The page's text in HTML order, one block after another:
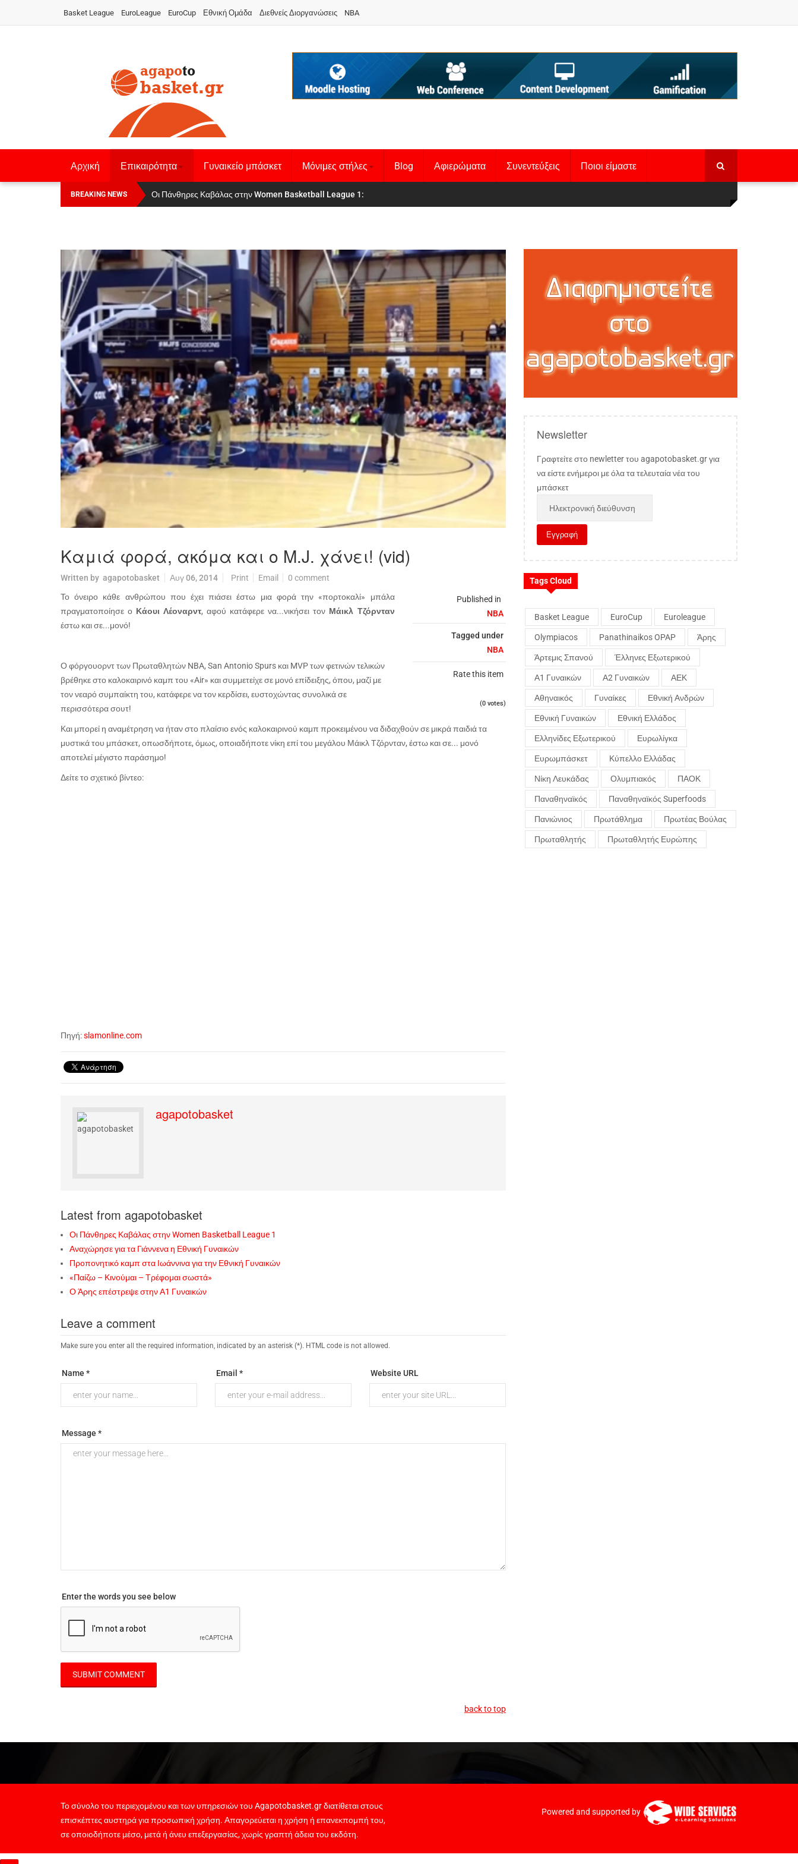
Basket League EuroLeague EuroCup Εθνική Ομάδα Διεθνείς Διοργανώσεις NBA
Αρχική Επικαιρότητα Γυναικείο μπάσκετ Μόνιμες στήλες Blog Αφιερώματα Συνεντεύξεις Ποιοι είμαστε
BREAKING NEWS Οι Πάνθηρες Καβάλας στην Women Basketball League 1:
Αναχώρησε για τα Γιάννενα η Εθνική Γυναικών:
Καμιά φορά, ακόμα και ο M.J. χάνει! (vid)
Written by agapotobasket Αυγ 06, 2014 Print Email 0 comment
Published in
NBA
Tagged under
NBA
Rate this item
(0 votes)
Το όνειρο κάθε ανθρώπου που έχει πιάσει έστω μια φορά την «πορτοκαλί» μπάλα
πραγματοποίησε ο Κάουι Λέοναρντ, αφού κατάφερε να...νικήσει τον Μάικλ Τζόρνταν
έστω και σε...μονό!
Ο φόργουορντ των Πρωταθλητών NBA, San Antonio Spurs και MVPτων φετινών τελικών
βρέθηκε στο καλοκαιρινό καμπ του «Air» και συμμετείχε σε μονό επίδειξης, όπου, μαζί με
τον νεαρό συμπαίκτη του, κατάφερε να τον κερδίσει, ευστοχώντας συνολικά σε
περισσότερα σουτ!
Και μπορεί η αναμέτρηση να ήταν στο πλαίσιο ενός καλοκαιρινού καμπ προκειμένου να διδαχθούν σε μικρά παιδιά τα
μυστικά του μπάσκετ, οπωσδήποτε, όμως, οποιαδήποτε νίκη επί του μεγάλου Μάικλ Τζόρνταν, έστω και σε... μονό
αποτελεί μέγιστο παράσημο!
Δείτε το σχετικό βίντεο:
Πηγή:slamonline.com
agapotobasket
Latest from agapotobasket
Οι Πάνθηρες Καβάλας στην Women Basketball League 1
Αναχώρησε για τα Γιάννενα η Εθνική Γυναικών
Προπονητικό καμπ στα Ιωάννινα για την Εθνική Γυναικών
«Παίζω – Κινούμαι – Τρέφομαι σωστά»
Ο Άρης επέστρεψε στην Α1 Γυναικών
Leave a comment
Make sure you enter all the required information, indicated by an asterisk (*). HTML code is not allowed.
Name * Email * Website URL
Message *
Enter the words you see below
back to top
Newsletter
Γραφτείτε στο newletter του agapotobasket.gr για
να είστε ενήμεροι με όλα τα τελευταία νέα του
μπάσκετ
Tags Cloud
Basket League EuroCup Euroleague
Olympiacos Panathinaikos OPAP Άρης
Άρτεμις Σπανού Έλληνες Εξωτερικού
Α1 Γυναικών Α2 Γυναικών ΑΕΚ
Αθηναικός Γυναίκες Εθνική Ανδρών
Εθνική Γυναικών Εθνική Ελλάδος
Ελληνίδες Εξωτερικού Ευρωλίγκα
Ευρωμπάσκετ Κύπελλο Ελλάδας
Νίκη Λευκάδας Ολυμπιακός ΠΑΟΚ
Παναθηναϊκός Παναθηναϊκός Superfoods
Πανιώνιος Πρωτάθλημα Πρωτέας Βούλας
Πρωταθλητής Πρωταθλητής Ευρώπης
Το σύνολο του περιεχομένου και των υπηρεσιών του Agapotobasket.gr διατίθεται στους
επισκέπτες αυστηρά για προσωπική χρήση. Απαγορεύεται η χρήση ή επανεκπομπή του,
σε οποιοδήποτε μέσο, μετά ή άνευ επεξεργασίας, χωρίς γραπτή άδεια του εκδότη.
Powered and supported by